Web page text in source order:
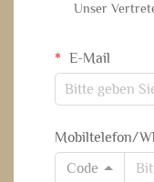
Unser
E-Mail
Mobiltelefon/
Code